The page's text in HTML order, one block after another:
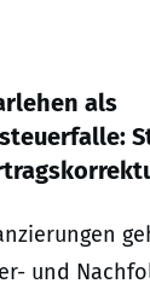
als
und